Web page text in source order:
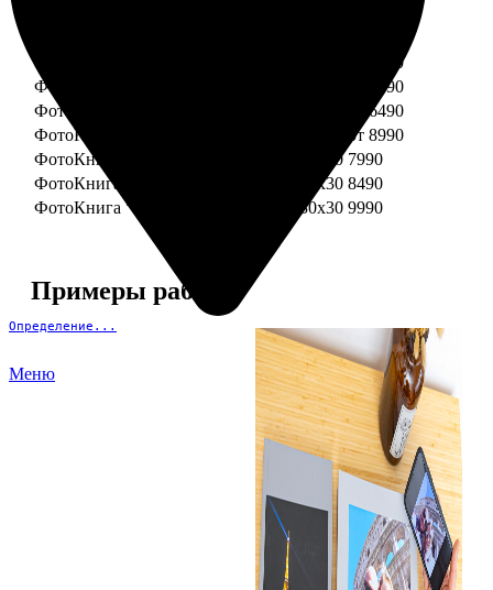
Определение...
Меню
ФотоКнига "Премиум" 20x30
от 4990
ФотоКнига "Премиум" 25x25
от 5990
ФотоКнига "Премиум" 30x30
от 6490
ФотоКнига "Премиум" 30x45
от 8990
ФотоКнига "Премиум" Свадебная 20x20 7990
ФотоКнига "Премиум" Свадебная 20x30 8490
ФотоКнига "Премиум" Свадебная 30x30 9990
Примеры работ